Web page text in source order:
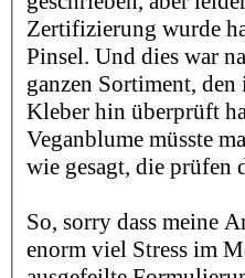
Zertifizierung wurde
Pinsel. Und dies war
ganzen Sortiment,
Kleber hin überprüft
Veganblume müsste
wie gesagt, die prüfen
So, sorry dass meine
enorm viel Stress im